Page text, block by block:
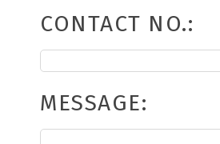
CONTACT NO.:
MESSAGE: